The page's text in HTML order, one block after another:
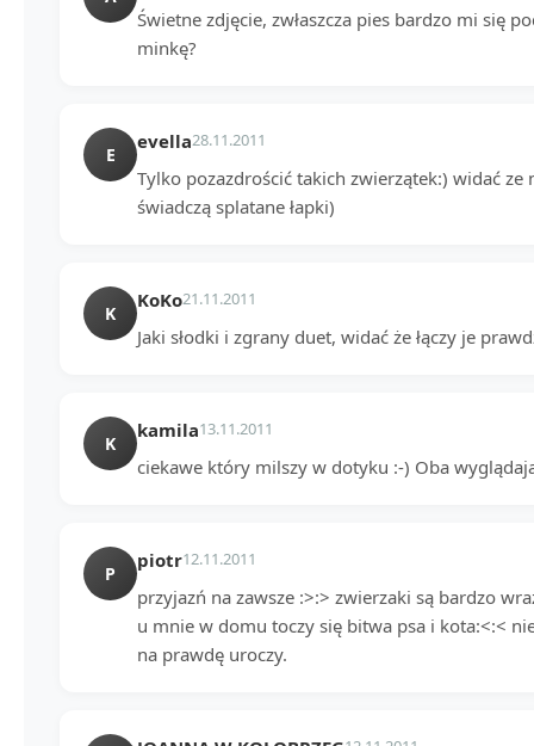
Świetne zdjęcie, zwłaszcza pies bardzo mi się
minkę?
E
evella28.11.2011
Tylko pozazdrościć takich zwierzątek:) widać ze
świadczą splatane łapki)
K
KoKo21.11.2011
Jaki słodki i zgrany duet, widać że łączy je
K
kamila13.11.2011
ciekawe który milszy w dotyku :-) Oba
P
piotr12.11.2011
przyjazń na zawsze :>:> zwierzaki są bardzo
u mnie w domu toczy się bitwa psa i kota:<:<
na prawdę uroczy.